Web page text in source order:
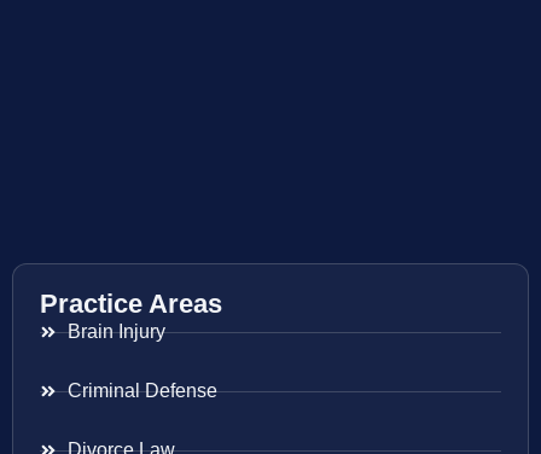
Practice Areas
Brain Injury
Criminal Defense
Divorce Law